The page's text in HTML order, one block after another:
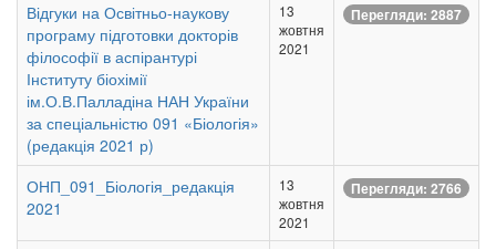
Відгуки на Освітньо-наукову
програму підготовки докторів
філософії в аспірантурі
Інституту біохімії
ім.О.В.Палладіна НАН України
за спеціальністю 091 «Біологія»
(редакція 2021 р)
13
жовтня
2021
Перегляди: 2887
ОНП_091_Біологія_редакція
2021
13
жовтня
2021
Перегляди: 2766